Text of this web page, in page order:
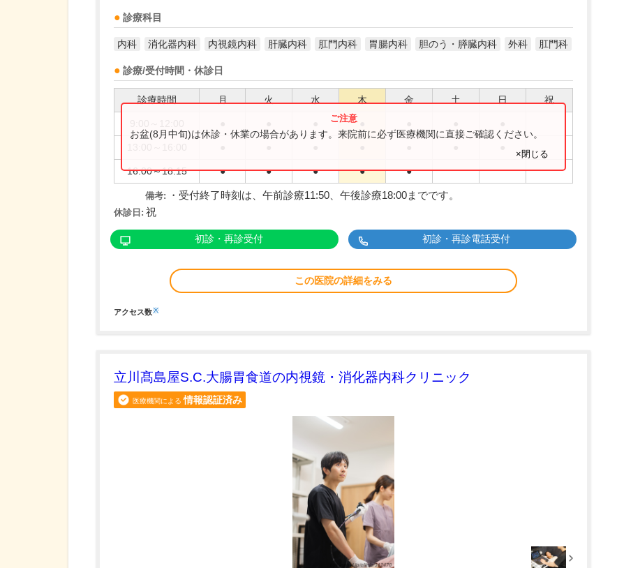
診療科目
内科 消化器内科 内視鏡内科 肝臓内科 肛門内科 胃腸内科 胆のう・膵臓内科 外科 肛門科
診療/受付時間・休診日
診療時間 月 火 水 木 金 土 日 祝
16:00～18:15 ● ● ● ● ●
お盆(8月中旬)は休診・休業の場合があります。来院前に必ず医療機関に直接ご確認ください。
×閉じる
備考: ・受付終了時刻は、午前診療11:50、午後診療18:00までです。
休診日: 祝
初診・再診受付 初診・再診電話受付
この医院の詳細をみる
アクセス数※
立川髙島屋S.C.大腸胃食道の内視鏡・消化器内科クリニック
医療機関による 情報認証済み